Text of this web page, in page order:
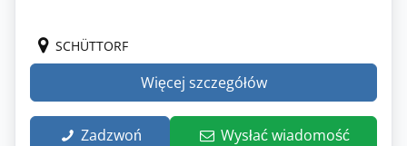
SCHÜTTORF
Więcej szczegółów
Zadzwoń Wysłać wiadomość